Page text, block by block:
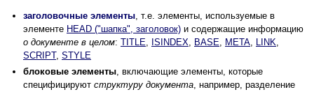
заголовочные элементы, т.е. элементы, используемые в
элементе HEAD ("шапка", заголовок) и содержащие информацию
о документе в целом: TITLE, ISINDEX, BASE, META, LINK,
SCRIPT, STYLE
блоковые элементы, включающие элементы, которые
специфицируют структуру документа, например, разделение